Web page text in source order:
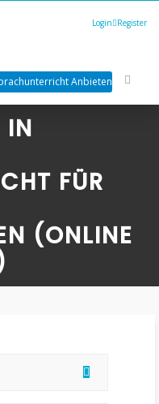
Login Register
Anbieten
IN
FÜR
(ONLINE